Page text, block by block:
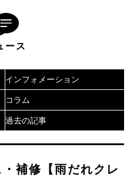
ース
インフォメーション
コラム
過去の記事
補修【雨だれクレ